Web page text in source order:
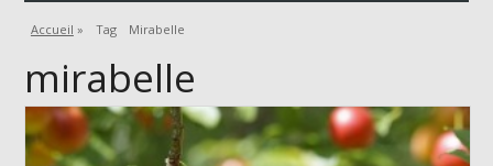
Accueil » Tag Mirabelle
mirabelle